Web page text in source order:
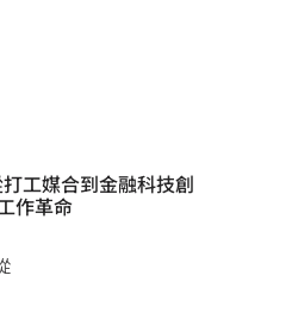
工媒合到金融科技創
作革命